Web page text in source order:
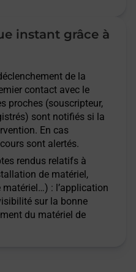
instant grâce à
de la
contact avec le
proches (souscripteur,
sont notifiés si la
En cas
sont alertés.
rendus relatifs à
de matériel,
: l’application
sur la bonne
du matériel de